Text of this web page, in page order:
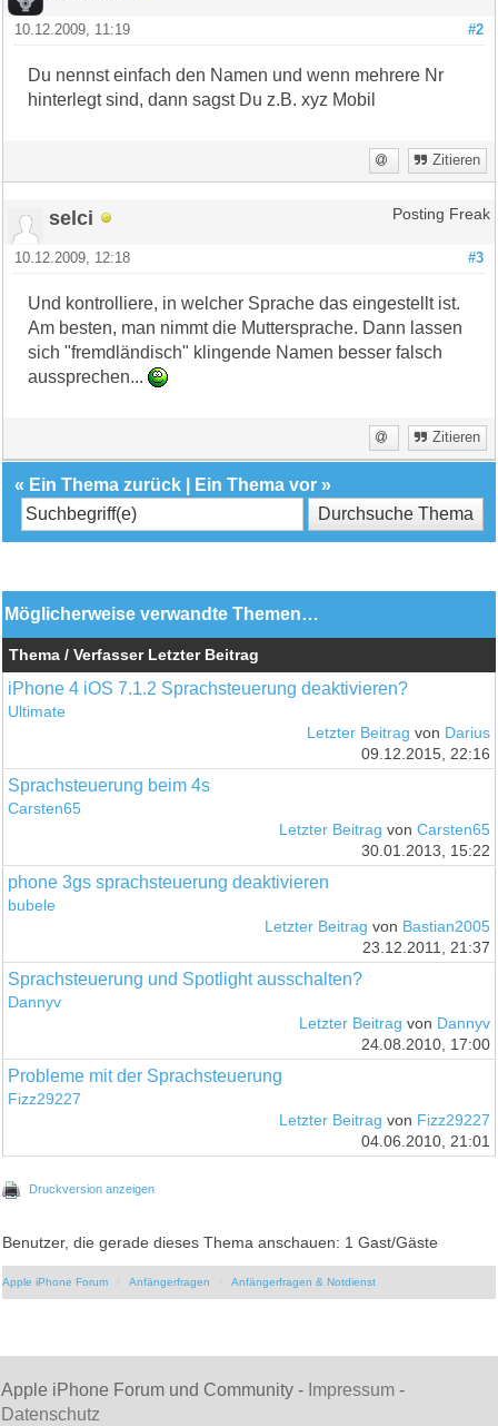
#2
10.12.2009, 11:19
Du nennst einfach den Namen und wenn mehrere Nr
hinterlegt sind, dann sagst Du z.B. xyz Mobil
Zitieren
selci Posting Freak
#3
10.12.2009, 12:18
Und kontrolliere, in welcher Sprache das eingestellt ist.
Am besten, man nimmt die Muttersprache. Dann lassen
sich "fremdländisch" klingende Namen besser falsch
aussprechen...
Zitieren
« Ein Thema zurück Ein Thema vor »
Möglicherweise verwandte Themen…
Thema / Verfasser Letzter Beitrag
iPhone 4 iOS 7.1.2 Sprachsteuerung deaktivieren?
Ultimate
Letzter Beitrag von Darius
09.12.2015, 22:16
Sprachsteuerung beim 4s
Carsten65
Letzter Beitrag von Carsten65
30.01.2013, 15:22
phone 3gs sprachsteuerung deaktivieren
bubele
Letzter Beitrag von Bastian2005
23.12.2011, 21:37
Sprachsteuerung und Spotlight ausschalten?
Dannyv
Letzter Beitrag von Dannyv
24.08.2010, 17:00
Probleme mit der Sprachsteuerung
Fizz29227
Letzter Beitrag von Fizz29227
04.06.2010, 21:01
Druckversion anzeigen
Benutzer, die gerade dieses Thema anschauen: 1 Gast/Gäste
Apple iPhone Forum Anfängerfragen Anfängerfragen & Notdienst
Apple iPhone Forum und Community - Impressum -
Datenschutz